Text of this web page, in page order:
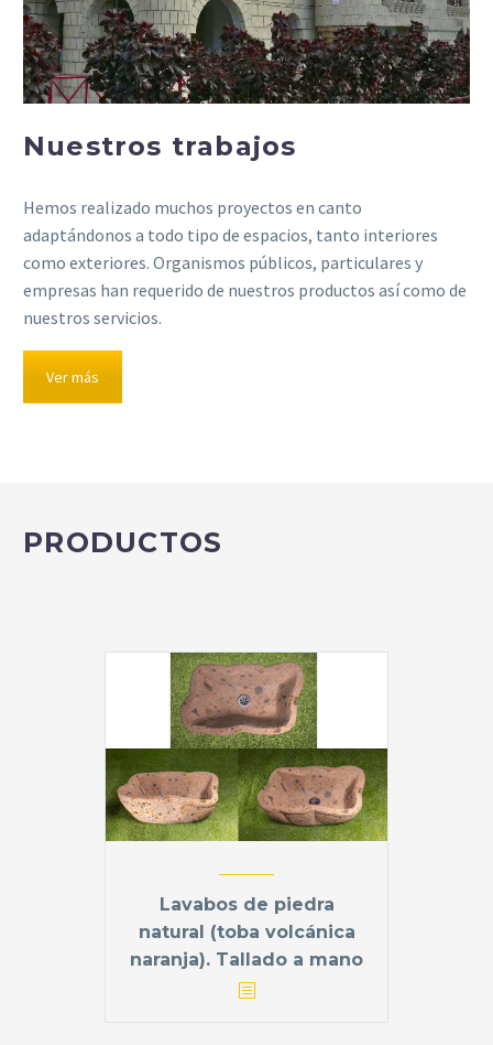
Nuestros trabajos
Hemos realizado muchos proyectos en canto
adaptándonos a todo tipo de espacios, tanto interiores
como exteriores. Organismos públicos, particulares y
empresas han requerido de nuestros productos así como de
nuestros servicios.
Ver más
PRODUCTOS
Lavabos de piedra
natural (toba volcánica
naranja). Tallado a mano